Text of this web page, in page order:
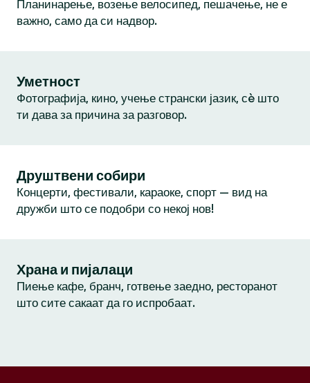
Планинарење, возење велосипед, пешачење, не е
важно, само да си надвор.
Уметност
Фотографија, кино, учење странски јазик, сè што
ти дава за причина за разговор.
Друштвени собири
Концерти, фестивали, караоке, спорт — вид на
дружби што се подобри со некој нов!
Храна и пијалаци
Пиење кафе, бранч, готвење заедно, ресторанот
што сите сакаат да го испробаат.